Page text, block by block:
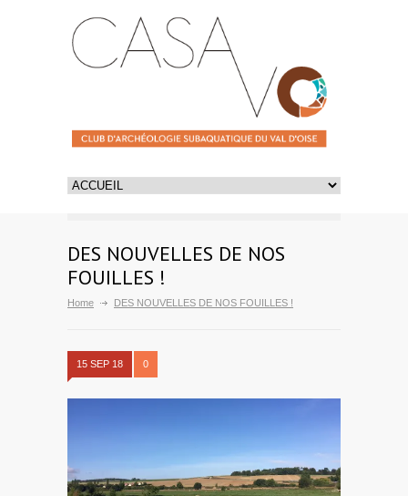
DES NOUVELLES DE NOS
FOUILLES !
Home DES NOUVELLES DE NOS FOUILLES !
15 SEP 18 0